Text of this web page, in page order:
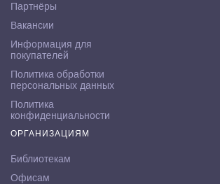
Партнёры
Вакансии
Информация для
покупателей
Политика обработки
персональных данных
Политика
конфиденциальности
ОРГАНИЗАЦИЯМ
Библиотекам
Офисам